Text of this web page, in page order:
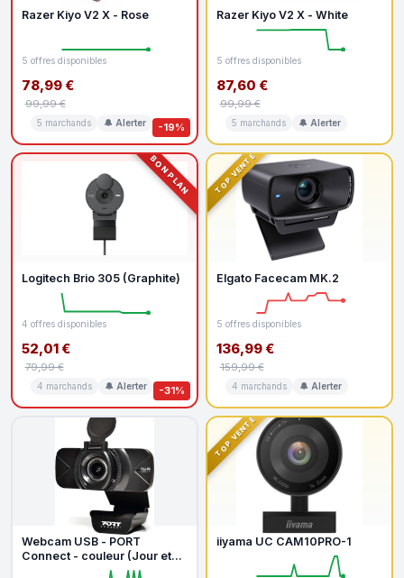
-19%
Razer Kiyo V2 X - Rose
5 offres disponibles
78,99 €
99,99 €
5 marchands 🔔 Alerter
Razer Kiyo V2 X - White
5 offres disponibles
87,60 €
99,99 €
5 marchands 🔔 Alerter
BON PLAN
-31%
Logitech Brio 305 (Graphite)
4 offres disponibles
52,01 €
79,99 €
4 marchands 🔔 Alerter
TOP VENTE
Elgato Facecam MK.2
5 offres disponibles
136,99 €
159,99 €
4 marchands 🔔 Alerter
Webcam USB - PORT
Connect - couleur (Jour et
nuit) - 2 MP - 1920 x 1080 -
TOP VENTE
iiyama UC CAM10PRO-1